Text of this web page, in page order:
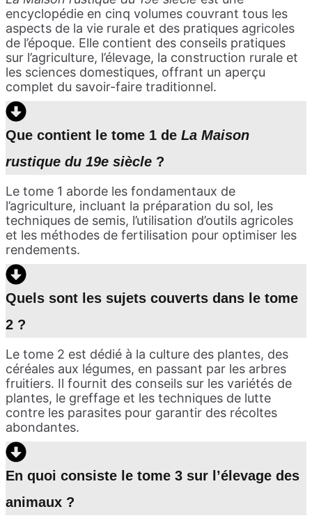
encyclopédie en cinq volumes couvrant tous les
aspects de la vie rurale et des pratiques agricoles
de l’époque. Elle contient des conseils pratiques
sur l’agriculture, l’élevage, la construction rurale et
les sciences domestiques, offrant un aperçu
complet du savoir-faire traditionnel.
Que contient le tome 1 de La Maison
rustique du 19e siècle ?
Le tome 1 aborde les fondamentaux de
l’agriculture, incluant la préparation du sol, les
techniques de semis, l’utilisation d’outils agricoles
et les méthodes de fertilisation pour optimiser les
rendements.
Quels sont les sujets couverts dans le tome
2 ?
Le tome 2 est dédié à la culture des plantes, des
céréales aux légumes, en passant par les arbres
fruitiers. Il fournit des conseils sur les variétés de
plantes, le greffage et les techniques de lutte
contre les parasites pour garantir des récoltes
abondantes.
En quoi consiste le tome 3 sur l’élevage des
animaux ?